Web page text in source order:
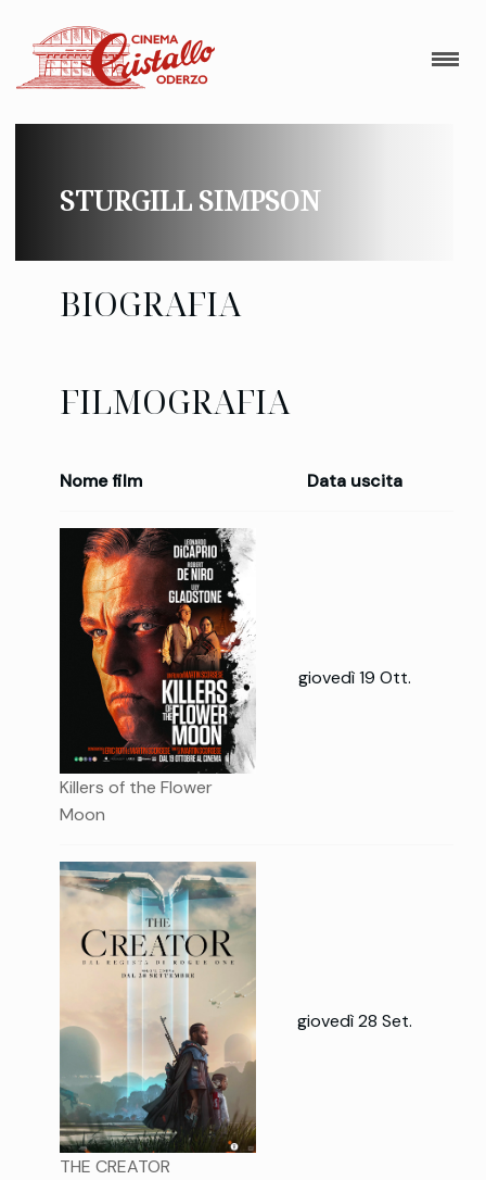
STURGILL SIMPSON
BIOGRAFIA
FILMOGRAFIA
Nome film Data uscita
Killers of the Flower
Moon
giovedì 19 Ott.
THE CREATOR
giovedì 28 Set.